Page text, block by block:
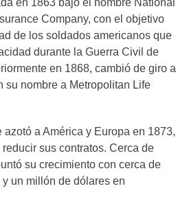
en 1863 bajo el nombre National
Company, con el objetivo
de los soldados americanos que
durante la Guerra Civil de
en 1868, cambió de giro a
su nombre a Metropolitan Life
azotó a América y Europa en 1873,
sus contratos. Cerca de
su crecimiento con cerca de
un millón de dólares en